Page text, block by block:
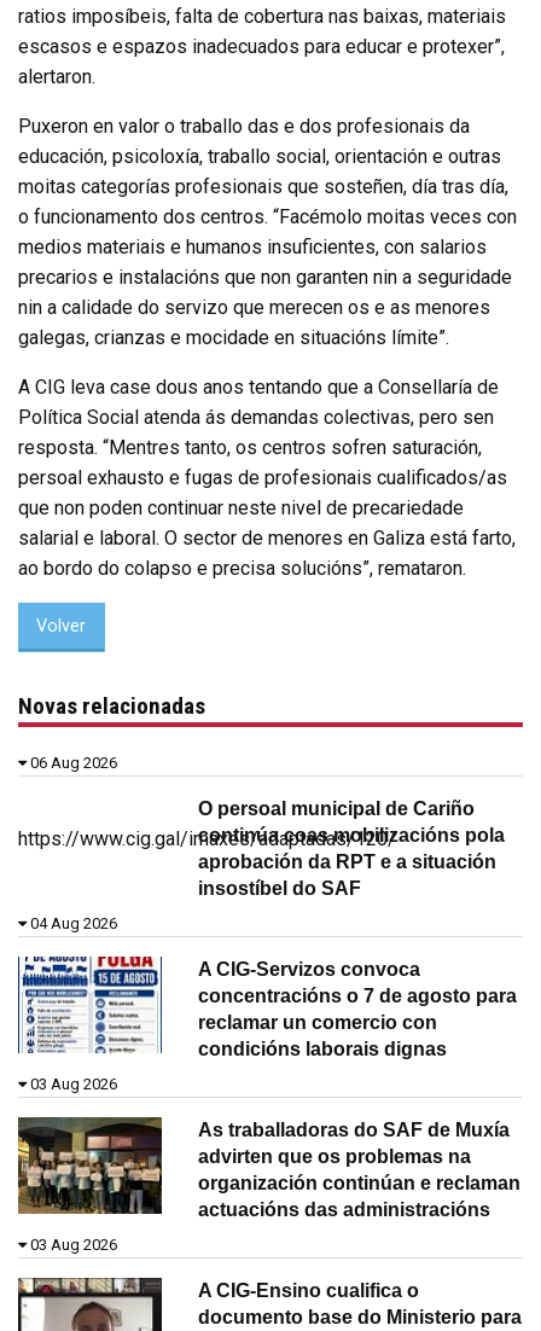
ratios imposíbeis, falta de cobertura nas baixas, materiais
escasos e espazos inadecuados para educar e protexer”,
alertaron.
Puxeron en valor o traballo das e dos profesionais da
educación, psicoloxía, traballo social, orientación e outras
moitas categorías profesionais que sosteñen, día tras día,
o funcionamento dos centros. “Facémolo moitas veces con
medios materiais e humanos insuficientes, con salarios
precarios e instalacións que non garanten nin a seguridade
nin a calidade do servizo que merecen os e as menores
galegas, crianzas e mocidade en situacións límite”.
A CIG leva case dous anos tentando que a Consellaría de
Política Social atenda ás demandas colectivas, pero sen
resposta. “Mentres tanto, os centros sofren saturación,
persoal exhausto e fugas de profesionais cualificados/as
que non poden continuar neste nivel de precariedade
salarial e laboral. O sector de menores en Galiza está farto,
ao bordo do colapso e precisa solucións”, remataron.
Volver
Novas relacionadas
06 Aug 2026
https://www.cig.gal/imaxes/adaptadas/120/
O persoal municipal de Cariño
continúa coas mobilizacións pola
aprobación da RPT e a situación
insostíbel do SAF
04 Aug 2026
A CIG-Servizos convoca
concentracións o 7 de agosto para
reclamar un comercio con
condicións laborais dignas
03 Aug 2026
As traballadoras do SAF de Muxía
advirten que os problemas na
organización continúan e reclaman
actuacións das administracións
03 Aug 2026
A CIG-Ensino cualifica o
documento base do Ministerio para